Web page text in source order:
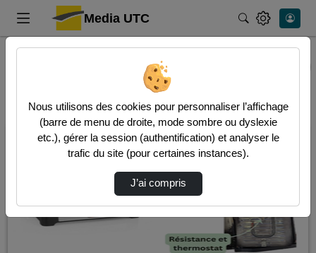
Media UTC Rechercher
Dernières vidéos
00:04:56
Nous utilisons des cookies pour personnaliser l’affichage
(barre de menu de droite, mode sombre ou dyslexie
etc.), gérer la session (authentification) et analyser le
trafic du site (pour certaines instances).
J’ai compris